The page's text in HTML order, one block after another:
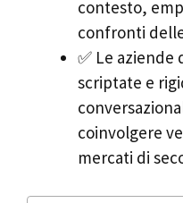
contesto,
confronti
✅ Le aziende
scriptate e
coinvolgere
mercati di